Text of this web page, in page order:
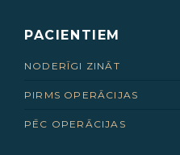
PACIENTIEM
NODERĪGI ZINĀT
PIRMS OPERĀCIJAS
PĒC OPERĀCIJAS